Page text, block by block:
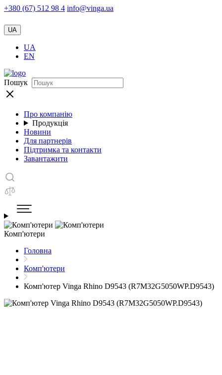
+380 (67) 512 98 4 info@vinga.ua
UA
UA
EN
Пошук
Про компанію
Продукція
Новини
Для партнерів
Підтримка та контакти
Завантажити
Комп'ютери
Головна
Комп'ютери
Комп'ютер Vinga Rhino D9543 (R7M32G5050WP.D9543)